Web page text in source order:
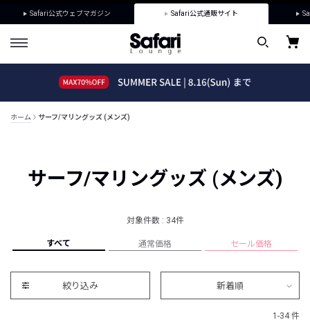
Safari公式ウェブマガジン Safari公式通販サイト
ホーム サーフ/マリングッズ (メンズ)
サーフ/マリングッズ (メンズ)
対象件数 : 34件
すべて 通常価格 セール価格
絞り込み 新着順
1-34 件